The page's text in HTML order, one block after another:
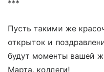
***
Пусть такими же
открыток и
будут моменты вашей
Марта, коллеги!